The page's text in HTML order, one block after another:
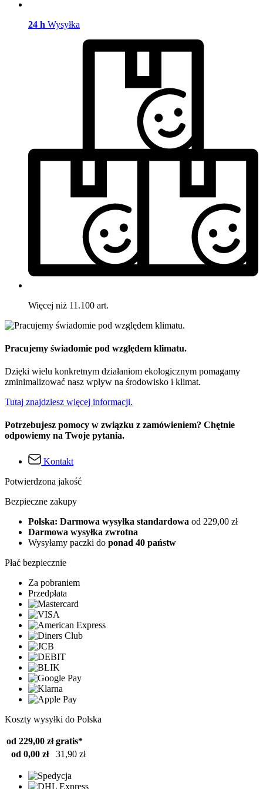
24 h Wysyłka
Więcej niż 11.100 art.
Pracujemy świadomie pod względem klimatu.
Dzięki wielu konkretnym działaniom ekologicznym pomagamy
zminimalizować nasz wpływ na środowisko i klimat.
Tutaj znajdziesz więcej informacji.
Potrzebujesz pomocy w związku z zamówieniem? Chętnie
odpowiemy na Twoje pytania.
Kontakt
Potwierdzona jakość
Bezpieczne zakupy
Polska: Darmowa wysyłka standardowa od 229,00 zł
Darmowa wysyłka zwrotna
Wysyłamy paczki do ponad 40 państw
Płać bezpiecznie
Za pobraniem
Przedpłata
Koszty wysyłki do Polska
od 229,00 zł gratis*
od 0,00 zł
31,90 zł